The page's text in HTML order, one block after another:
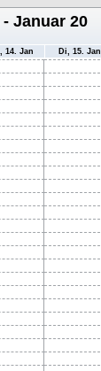
Januar 20
14. Jan Di, 15. Jan